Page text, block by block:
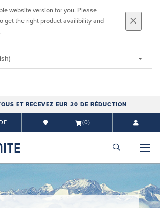
website version for you. Please
get the right product availibility and
ET RECEVEZ EUR 20 DE RÉDUCTION
(0)